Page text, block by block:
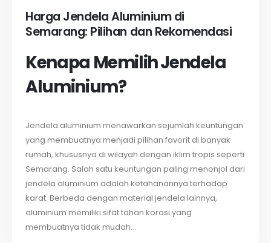
Harga Jendela Aluminium di
Semarang: Pilihan dan Rekomendasi
Kenapa Memilih Jendela
Aluminium?
Jendela aluminium menawarkan sejumlah keuntungan
yang membuatnya menjadi pilihan favorit di banyak
rumah, khususnya di wilayah dengan iklim tropis seperti
Semarang. Salah satu keuntungan paling menonjol dari
jendela aluminium adalah ketahanannya terhadap
karat. Berbeda dengan material jendela lainnya,
aluminium memiliki sifat tahan korosi yang
membuatnya tidak mudah...